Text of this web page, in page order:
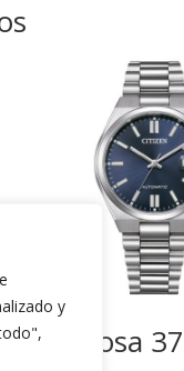
y
Tsuyosa